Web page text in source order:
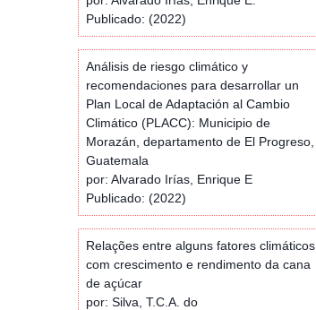
Publicado: (2022)
Análisis de riesgo climático y
recomendaciones para desarrollar un
Plan Local de Adaptación al Cambio
Climático (PLACC): Municipio de
Morazán, departamento de El Progreso,
Guatemala
por: Alvarado Irías, Enrique E
Publicado: (2022)
Relações entre alguns fatores climáticos
com crescimento e rendimento da cana
de açúcar
por: Silva, T.C.A. do